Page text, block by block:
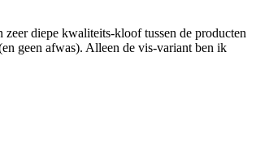
diepe kwaliteits-kloof tussen de producten
geen afwas). Alleen de vis-variant ben ik